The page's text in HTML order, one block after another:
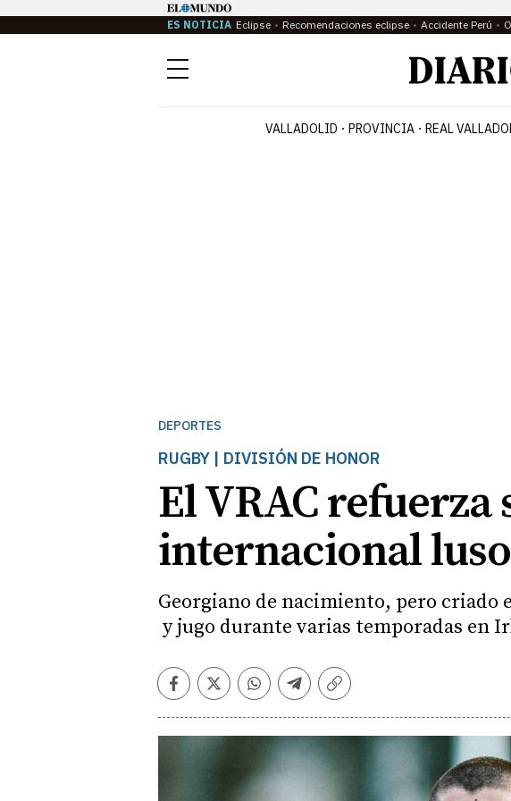
ES NOTICIA Eclipse Recomendaciones eclipse Accidente Perú
Menú
VALLADOLID PROVINCIA REAL
DEPORTES
RUGBY | DIVISIÓN DE HONOR
El VRAC
internacional luso
Georgiano de nacimiento, pero criado
y jugo durante varias temporadas en
Facebook
TwitterWhatsapp
Telegram
Copiar